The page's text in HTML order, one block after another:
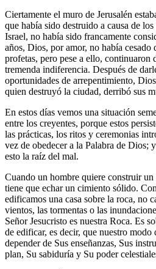
Ciertamente el muro de Jerusalén
que había sido destruido a causa de
Israel, no había sido francamente
años, Dios, por amor, no había cesado
profetas, pero pese a ello, continuaron
tremenda indiferencia. Después de
oportunidades de arrepentimiento,
quien destruyó la ciudad, derribó sus
En estos días vemos una situación
entre los creyentes, porque estos
las prácticas, los ritos y ceremonias
vez de obedecer a la Palabra de Dios;
esto la raíz del mal.
Cuando un hombre quiere construir
tiene que echar un cimiento sólido.
edificamos una casa sobre la roca, no
vientos, las tormentas o las
Señor Jesucristo es nuestra Roca. Es
de edificar, es decir, que nuestro modo
depender de Sus enseñanzas, Sus
plan, Su sabiduría y Su poder